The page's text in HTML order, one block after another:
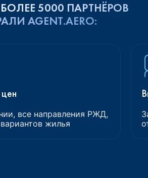
5000 ПАРТНЁРОВ
AGENT.AERO:
все направления РЖД,
жилья